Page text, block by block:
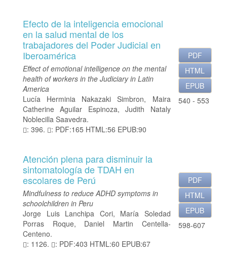
Efecto de la inteligencia emocional
en la salud mental de los
trabajadores del Poder Judicial en
Iberoamérica
Effect of emotional intelligence on the mental
health of workers in the Judiciary in Latin
America
Lucía Herminia Nakazaki Simbron, Maira
Catherine Aguilar Espinoza, Judith Nataly
Noblecilla Saavedra.
: 396.
: PDF:165 HTML:56 EPUB:90
PDF
HTML
EPUB
540 - 553
Atención plena para disminuir la
sintomatología de TDAH en
escolares de Perú
Mindfulness to reduce ADHD symptoms in
schoolchildren in Peru
Jorge Luis Lanchipa Cori, María Soledad
Porras Roque, Daniel Martin Centella-
Centeno.
: 1126.
: PDF:403 HTML:60 EPUB:67
PDF
HTML
EPUB
598-607